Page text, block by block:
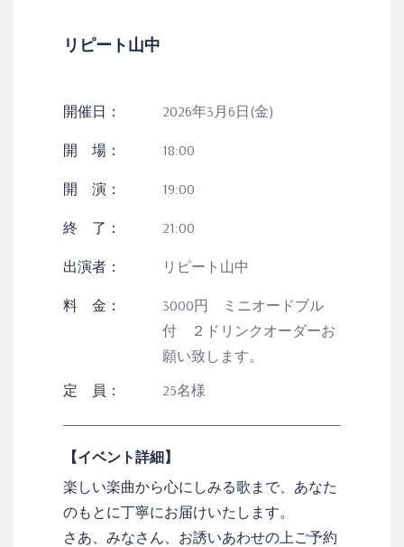
リピート山中
開催日： 2026年3月6日(金)
開 場： 18:00
開 演： 19:00
終 了： 21:00
出演者： リピート山中
料 金：
3000円 ミニオードブル
付 ２ドリンクオーダーお
願い致します。
定 員：
25名様
【イベント詳細】
楽しい楽曲から心にしみる歌まで、あなた
のもとに丁寧にお届けいたします。
さあ、みなさん、お誘いあわせの上ご予約